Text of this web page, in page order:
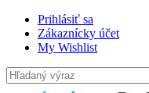
Prihlásiť sa
Zákaznícky účet
My Wishlist